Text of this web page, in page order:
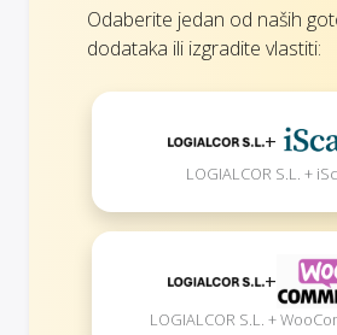
Odaberite jedan od naših
dodataka ili izgradite vlastiti:
+
LOGIALCOR S.L. +
+
LOGIALCOR S.L. +